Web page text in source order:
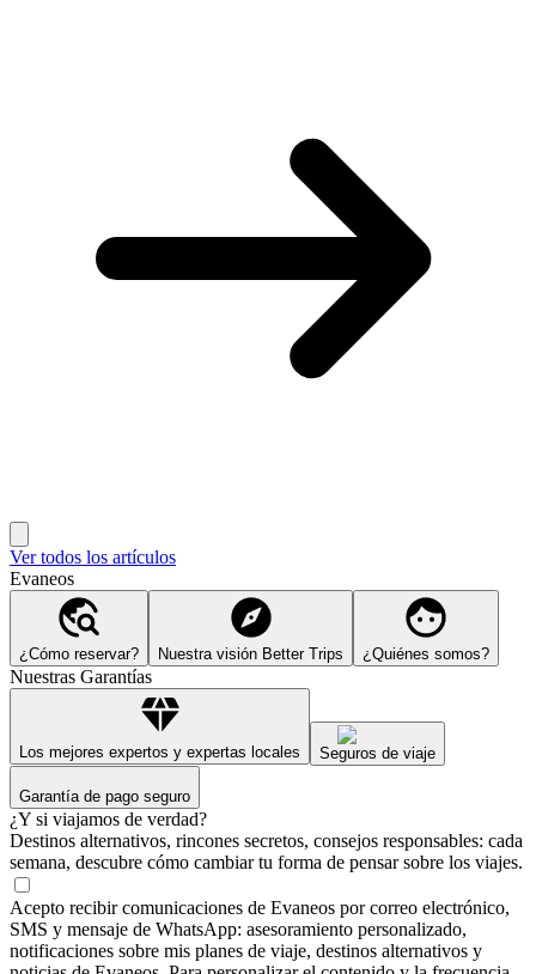
Ver todos los artículos
Evaneos
¿Cómo reservar? Nuestra visión Better Trips ¿Quiénes somos?
Nuestras Garantías
Los mejores expertos y expertas locales Seguros de viaje
Garantía de pago seguro
¿Y si viajamos de verdad?
Destinos alternativos, rincones secretos, consejos responsables: cada
semana, descubre cómo cambiar tu forma de pensar sobre los viajes.
Acepto recibir comunicaciones de Evaneos por correo electrónico,
SMS y mensaje de WhatsApp: asesoramiento personalizado,
notificaciones sobre mis planes de viaje, destinos alternativos y